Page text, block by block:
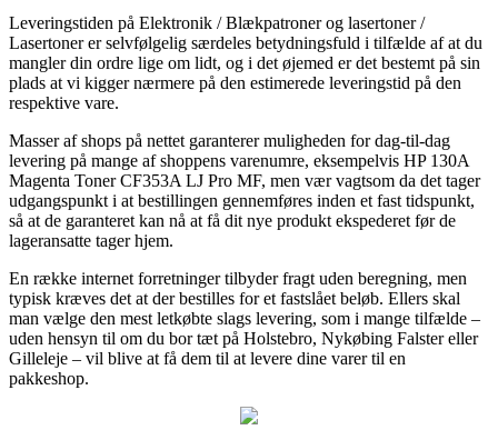
Leveringstiden på Elektronik / Blækpatroner og lasertoner /
Lasertoner er selvfølgelig særdeles betydningsfuld i tilfælde af at du
mangler din ordre lige om lidt, og i det øjemed er det bestemt på sin
plads at vi kigger nærmere på den estimerede leveringstid på den
respektive vare.
Masser af shops på nettet garanterer muligheden for dag-til-dag
levering på mange af shoppens varenumre, eksempelvis HP 130A
Magenta Toner CF353A LJ Pro MF, men vær vagtsom da det tager
udgangspunkt i at bestillingen gennemføres inden et fast tidspunkt,
så at de garanteret kan nå at få dit nye produkt ekspederet før de
lageransatte tager hjem.
En række internet forretninger tilbyder fragt uden beregning, men
typisk kræves det at der bestilles for et fastslået beløb. Ellers skal
man vælge den mest letkøbte slags levering, som i mange tilfælde –
uden hensyn til om du bor tæt på Holstebro, Nykøbing Falster eller
Gilleleje – vil blive at få dem til at levere dine varer til en
pakkeshop.